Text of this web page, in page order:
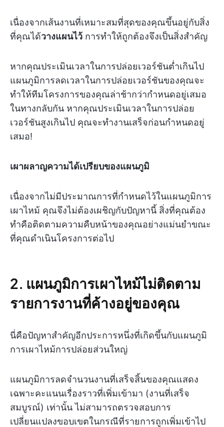
เนื่องจากเส้นงานที่เหมาะสมที่สุดของคุณขึ้นอยู่กับสิ่ง
ที่คุณได้วางแผนไว้ การทำให้ถูกต้องจึงเป็นสิ่งสำคัญ
หากคุณประเมินเวลาในการปล่อยเวอร์ชันต่ำเกินไป
แผนภูมิการลดเวลาในการปล่อยเวอร์ชันของคุณจะ
ทำให้ทีมโครงการของคุณล่าช้ากว่ากำหนดอยู่เสมอ
ในทางกลับกัน หากคุณประเมินเวลาในการปล่อย
เวอร์ชันสูงเกินไป คุณจะทำงานเสร็จก่อนกำหนดอยู่
เสมอ!
เผาผลาญความได้เปรียบของแผนภูมิ
เนื่องจากไม่มีประมาณการที่กำหนดไว้ในแผนภูมิการ
เผาไหม้ คุณจึงไม่ต้องเผชิญกับปัญหานี้ สิ่งที่คุณต้อง
ทำคือติดตามความคืบหน้าของคุณอย่างแม่นยำขณะ
ที่คุณดำเนินโครงการต่อไป
2. แผนภูมิการเผาไหม้ไม่ติดตาม
รายการงานที่ค้างอยู่ของคุณ
นี่คือปัญหาสำคัญอีกประการหนึ่งที่เกิดขึ้นกับแผนภูมิ
การเผาไหม้การปล่อยส่วนใหญ่
แผนภูมิการลดจำนวนงานที่เสร็จสิ้นของคุณแสดง
เฉพาะคะแนนเรื่องราวที่เพิ่มเข้ามา (งานที่เสร็จ
สมบูรณ์) เท่านั้น ไม่สามารถตรวจสอบการ
เปลี่ยนแปลงขอบเขตในกรณีที่รายการถูกเพิ่มเข้าไป